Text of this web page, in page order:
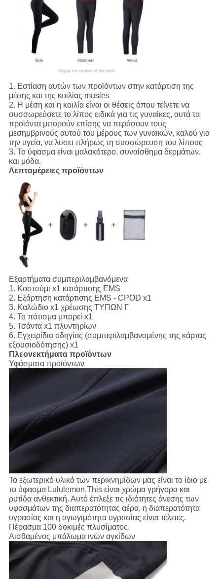
1. Εστίαση αυτών των προϊόντων στην κατάρτιση της
μέσης και της κοιλίας musles
2. Η μέση και η κοιλία είναι οι θέσεις όπου τείνετε να
συσσωρεύσετε το λίπος ειδικά για τις γυναίκες, αυτά τα
προϊόντα μπορούν επίσης να περάσουν τους
μεσημβρινούς αυτού του μέρους των γυναικών, καλού για
την υγεία, να λύσει πλήρως τη συσσώρευση του λίπους
3. Το ύφασμα είναι μαλακότερο, συναίσθημα δερμάτων,
και μόδα.
Λεπτομέρειες προϊόντων
Εξαρτήματα συμπεριλαμβανόμενα
1. Κοστούμι x1 κατάρτισης EMS
2. Εξάρτηση κατάρτισης EMS - CPOD x1
3. Καλώδιο x1 χρέωσης ΤΥΠΩΝ Γ
4. Το πότισμα μπορεί x1
5. Τσάντα x1 πλυντηρίων
6. Εγχειρίδιο οδηγίας (συμπεριλαμβανομένης της κάρτας
εξουσιοδότησης) x1
Πλεονεκτήματα προϊόντων
Υφάσματα προϊόντων
Το εξωτερικό υλικό των περικνημίδων μας είναι το ίδιο με
το ύφασμα Lululemon.This είναι χρώμα γρήγορα και
ρυτίδα ανθεκτική. Αυτό έπλεξε τις ιδιότητες άνεσης των
υφασμάτων της διαπερατότητας αέρα, η διαπερατότητα
υγρασίας και η αγωγιμότητα υγρασίας είναι τέλειες.
Πέρασμα 100 δοκιμές πλυσίματος.
Αισθαμένος μπάλωμα ινών αγκίδων